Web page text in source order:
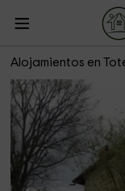
Alojamientos en